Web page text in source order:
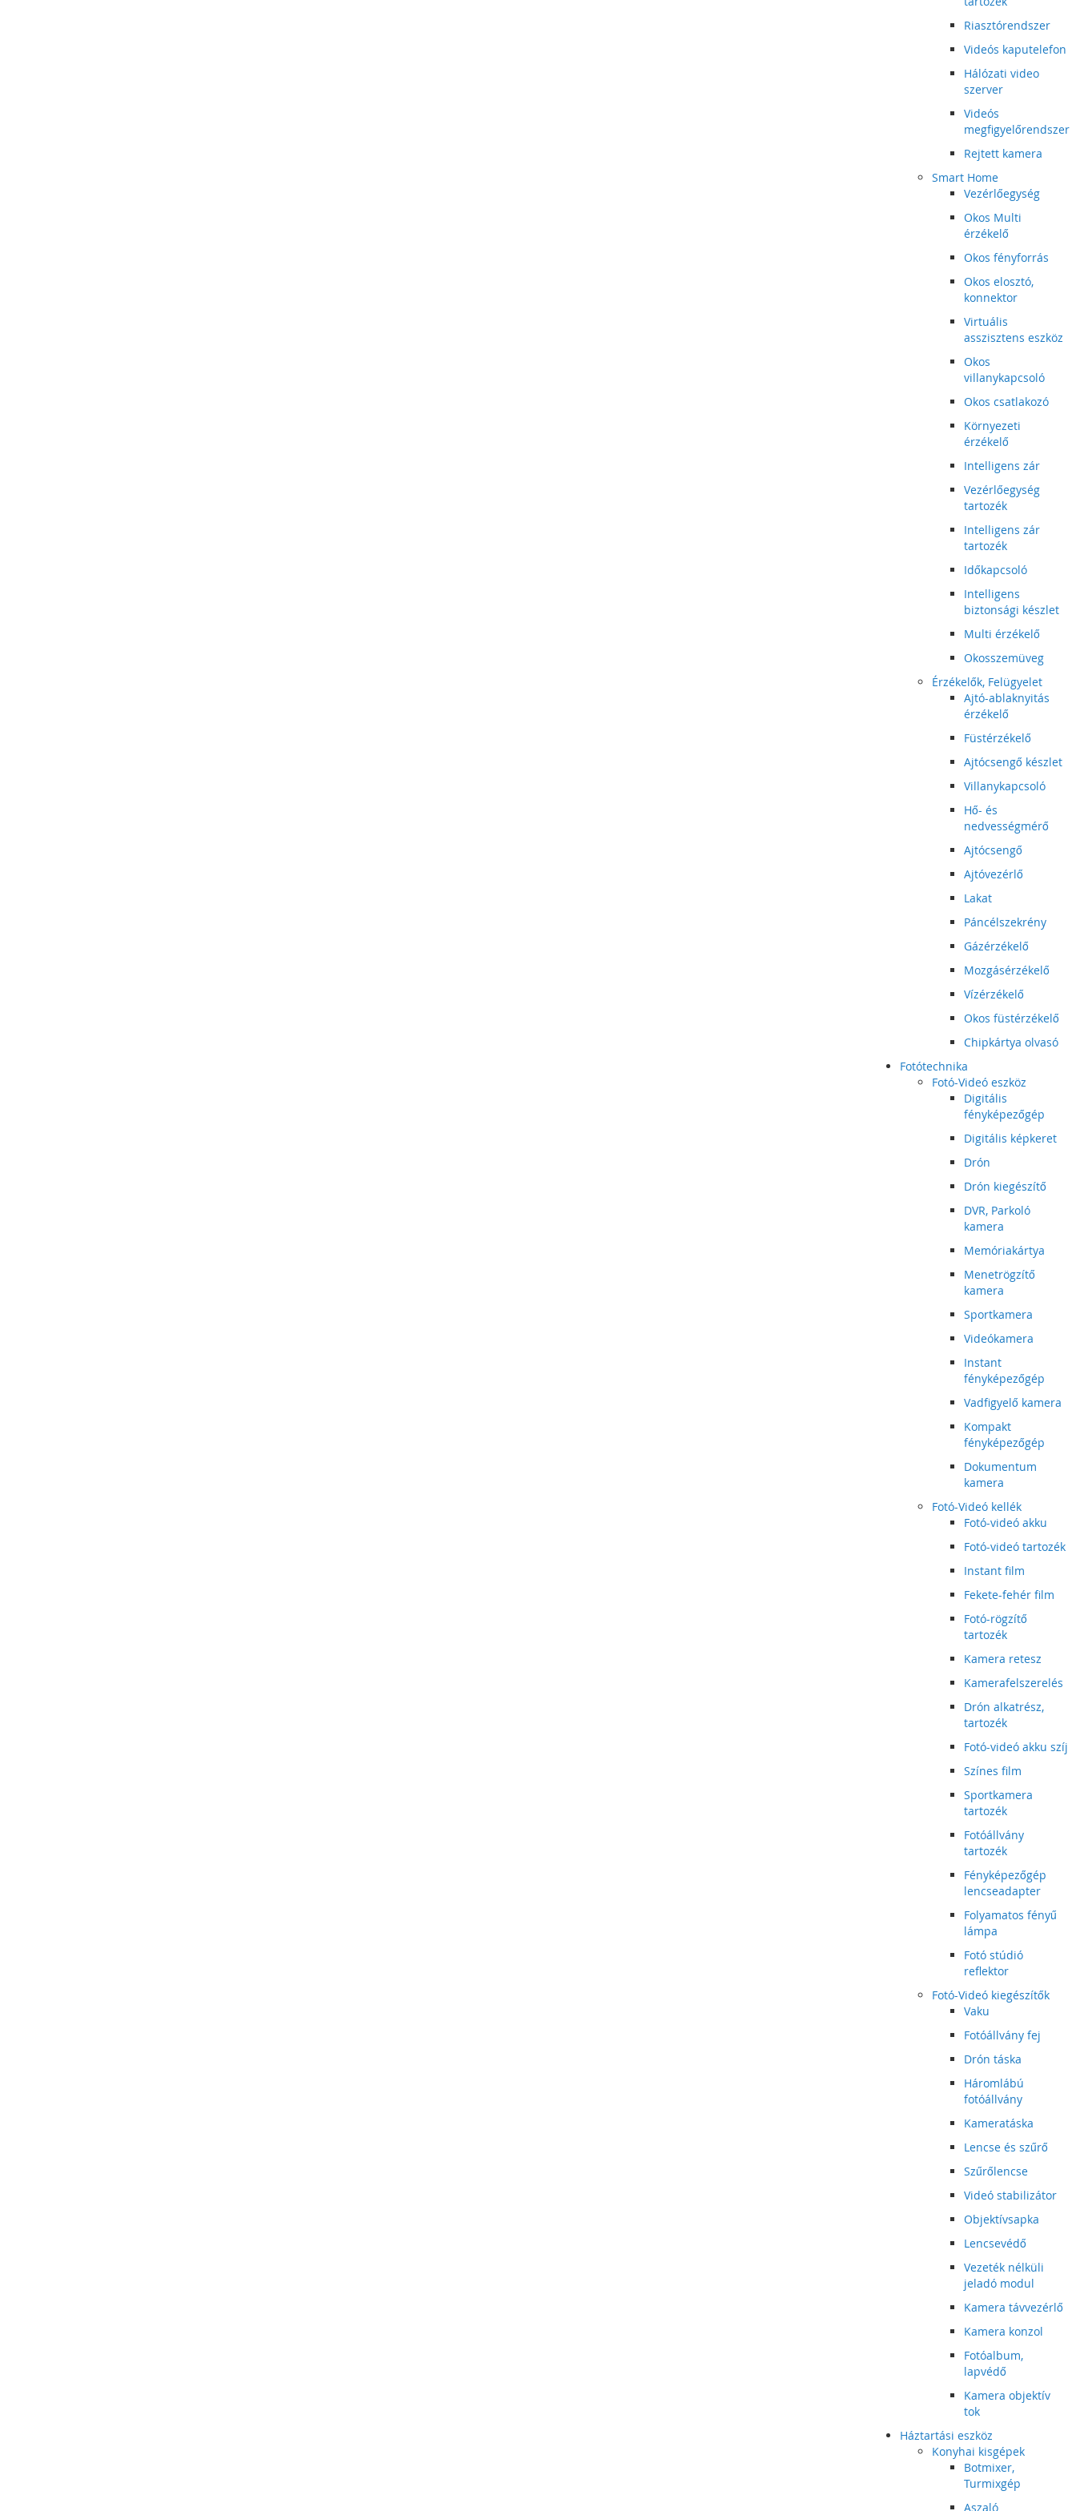
Riasztórendszer
Videós kaputelefon
Hálózati video
szerver
Videós
megfigyelőrendszer
Rejtett kamera
Smart Home
Vezérlőegység
Okos Multi
érzékelő
Okos fényforrás
Okos elosztó,
konnektor
Virtuális
asszisztens eszköz
Okos
villanykapcsoló
Okos csatlakozó
Környezeti
érzékelő
Intelligens zár
Vezérlőegység
tartozék
Intelligens zár
tartozék
Időkapcsoló
Intelligens
biztonsági készlet
Multi érzékelő
Okosszemüveg
Érzékelők, Felügyelet
Ajtó-ablaknyitás
érzékelő
Füstérzékelő
Ajtócsengő készlet
Villanykapcsoló
Hő- és
nedvességmérő
Ajtócsengő
Ajtóvezérlő
Lakat
Páncélszekrény
Gázérzékelő
Mozgásérzékelő
Vízérzékelő
Okos füstérzékelő
Chipkártya olvasó
Fotótechnika
Fotó-Videó eszköz
Digitális
fényképezőgép
Digitális képkeret
Drón
Drón kiegészítő
DVR, Parkoló
kamera
Memóriakártya
Menetrögzítő
kamera
Sportkamera
Videókamera
Instant
fényképezőgép
Vadfigyelő kamera
Kompakt
fényképezőgép
Dokumentum
kamera
Fotó-Videó kellék
Fotó-videó akku
Fotó-videó tartozék
Instant film
Fekete-fehér film
Fotó-rögzítő
tartozék
Kamera retesz
Kamerafelszerelés
Drón alkatrész,
tartozék
Fotó-videó akku szíj
Színes film
Sportkamera
tartozék
Fotóállvány
tartozék
Fényképezőgép
lencseadapter
Folyamatos fényű
lámpa
Fotó stúdió
reflektor
Fotó-Videó kiegészítők
Vaku
Fotóállvány fej
Drón táska
Háromlábú
fotóállvány
Kameratáska
Lencse és szűrő
Szűrőlencse
Videó stabilizátor
Objektívsapka
Lencsevédő
Vezeték nélküli
jeladó modul
Kamera távvezérlő
Kamera konzol
Fotóalbum,
lapvédő
Kamera objektív
tok
Háztartási eszköz
Konyhai kisgépek
Botmixer,
Turmixgép
Aszaló